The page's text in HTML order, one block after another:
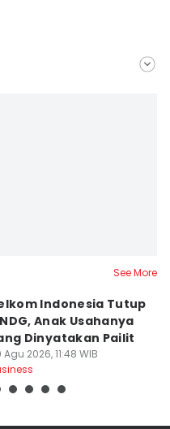
See More
Indonesia Tutup
Anak Usahanya
Dinyatakan Pailit
Agu 2026, 11:48 WIB